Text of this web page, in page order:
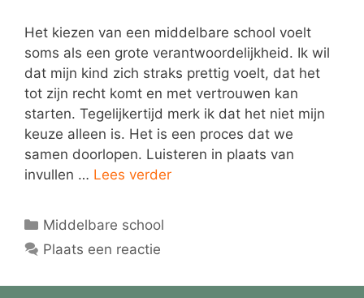
Het kiezen van een middelbare school voelt
soms als een grote verantwoordelijkheid. Ik wil
dat mijn kind zich straks prettig voelt, dat het
tot zijn recht komt en met vertrouwen kan
starten. Tegelijkertijd merk ik dat het niet mijn
keuze alleen is. Het is een proces dat we
samen doorlopen. Luisteren in plaats van
invullen … Lees verder
Categorieën
Middelbare school
Plaats een reactie